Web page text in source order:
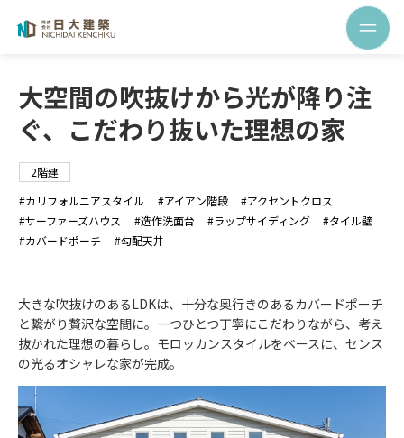
大空間の吹抜けから光が降り注
ぐ、こだわり抜いた理想の家
2階建
カリフォルニアスタイル
アイアン階段
アクセントクロス
サーファーズハウス
造作洗面台 ラップサイディング
タイル壁
カバードポーチ
勾配天井
大きな吹抜けのあるLDKは、十分な奥行きのあるカバードポーチ
と繋がり贅沢な空間に。一つひとつ丁寧にこだわりながら、考え
抜かれた理想の暮らし。モロッカンスタイルをベースに、センス
の光るオシャレな家が完成。